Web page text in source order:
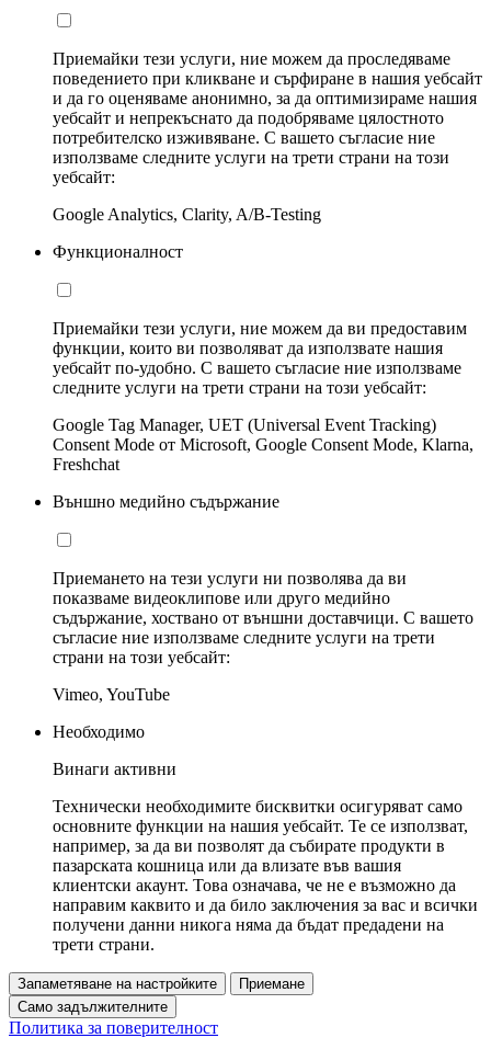
Приемайки тези услуги, ние можем да проследяваме
поведението при кликване и сърфиране в нашия уебсайт
и да го оценяваме анонимно, за да оптимизираме нашия
уебсайт и непрекъснато да подобряваме цялостното
потребителско изживяване. С вашето съгласие ние
използваме следните услуги на трети страни на този
уебсайт:
Google Analytics, Clarity, A/B-Testing
Функционалност
Приемайки тези услуги, ние можем да ви предоставим
функции, които ви позволяват да използвате нашия
уебсайт по-удобно. С вашето съгласие ние използваме
следните услуги на трети страни на този уебсайт:
Google Tag Manager, UET (Universal Event Tracking)
Consent Mode от Microsoft, Google Consent Mode, Klarna,
Freshchat
Външно медийно съдържание
Приемането на тези услуги ни позволява да ви
показваме видеоклипове или друго медийно
съдържание, хоствано от външни доставчици. С вашето
съгласие ние използваме следните услуги на трети
страни на този уебсайт:
Vimeo, YouTube
Необходимо
Винаги активни
Технически необходимите бисквитки осигуряват само
основните функции на нашия уебсайт. Те се използват,
например, за да ви позволят да събирате продукти в
пазарската кошница или да влизате във вашия
клиентски акаунт. Това означава, че не е възможно да
направим каквито и да било заключения за вас и всички
получени данни никога няма да бъдат предадени на
трети страни.
Запаметяване на настройките
Приемане
Само задължителните
Политика за поверителност